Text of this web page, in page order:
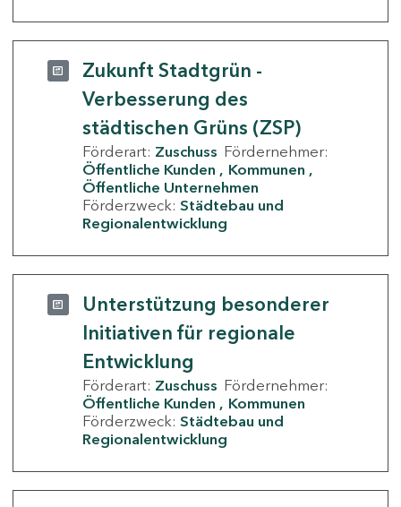
Zukunft Stadtgrün -
Verbesserung des
städtischen Grüns (ZSP)
Förderart: Zuschuss Fördernehmer:
Öffentliche Kunden
Kommunen
Öffentliche Unternehmen
Förderzweck: Städtebau und
Regionalentwicklung
Unterstützung besonderer
Initiativen für regionale
Entwicklung
Förderart: Zuschuss Fördernehmer:
Öffentliche Kunden
Kommunen
Förderzweck: Städtebau und
Regionalentwicklung